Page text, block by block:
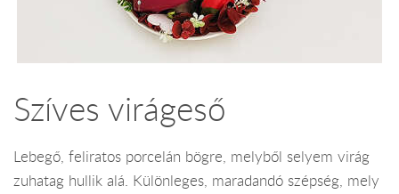
Szíves virágeső
Lebegő, feliratos porcelán bögre, melyből selyem virág
zuhatag hullik alá. Különleges, maradandó szépség, mely